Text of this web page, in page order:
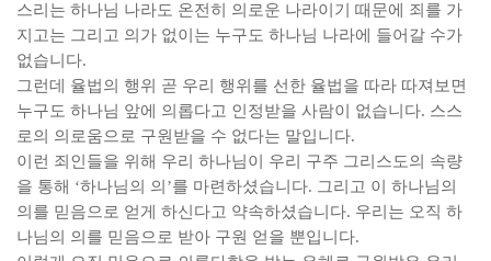
스리는 하나님 나라도 온전히 의로운 나라이기 때문에 죄를 가
지고는 그리고 의가 없이는 누구도 하나님 나라에 들어갈 수가
없습니다.
그런데 율법의 행위 곧 우리 행위를 선한 율법을 따라 따져보면
누구도 하나님 앞에 의롭다고 인정받을 사람이 없습니다. 스스
로의 의로움으로 구원받을 수 없다는 말입니다.
이런 죄인들을 위해 우리 하나님이 우리 구주 그리스도의 속량
을 통해 ‘하나님의 의 ’를 마련하셨습니다. 그리고 이 하나님의
의를 믿음으로 얻게 하신다고 약속하셨습니다. 우리는 오직 하
나님의 의를 믿음으로 받아 구원 얻을 뿐입니다.